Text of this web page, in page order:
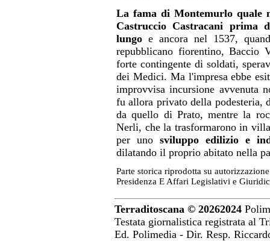
La fama di Montemurlo quale
Castruccio Castracani prima
lungo e ancora nel 1537,
repubblicano fiorentino,
forte contingente di soldati,
dei Medici. Ma l'impresa ebbe
improvvisa incursione avvenuta
fu allora privato della podesteria,
da quello di Prato, mentre la
Nerli, che la trasformarono in
per uno sviluppo edilizio e
dilatando il proprio abitato nella
Parte storica riprodotta su
Presidenza E Affari Legislativi e
Terraditoscana © 20262024
Testata giornalistica registrata al
Ed. Polimedia - Dir. Resp.